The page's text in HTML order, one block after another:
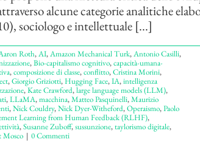
alcune categorie analitiche
sociologo e intellettuale [...]
Roth,AI,Amazon Mechanical Turk,Antonio Casilli,
,Bio-capitalismo cognitivo,capacità-umana-
,composizione di classe,conflitto,Cristina Morini,
,Giorgio Griziotti,Hugging Face,IA,intelligenza
,Kate Crawford,large language models (LLM),
,LLaMA,macchina,Matteo Pasquinelli,Maurizio
,Nick Couldry,Nick Dyer-Witheford,Operaismo,Paolo
Learning from Human Feedback (RLHF),
,Susanne Zuboff,sussunzione,taylorismo digitale,
Mosco | 0 Commenti